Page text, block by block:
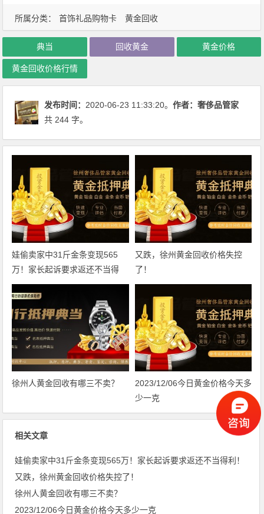
所属分类： 首饰礼品购物卡 黄金回收
典当 回收黄金 黄金价格
黄金回收价格行情
发布时间： 2020-06-23 11:33:20。作者：奢侈品管家
共 244 字。
娃偷卖家中31斤金条变现565
万！家长起诉要求返还不当得
利！
又跌，徐州黄金回收价格失控
了！
徐州人黄金回收有哪三不卖？
2023/12/06今日黄金价格今天多
少一克
相关文章
娃偷卖家中31斤金条变现565万！家长起诉要求返还不当得利！
又跌，徐州黄金回收价格失控了！
徐州人黄金回收有哪三不卖？
2023/12/06今日黄金价格今天多少一克